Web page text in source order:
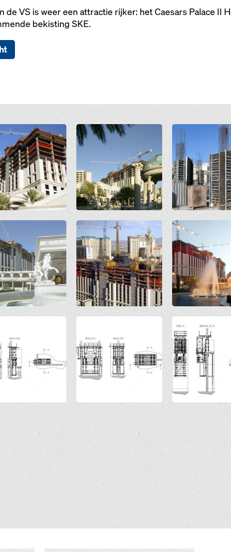
VS is weer een attractie rijker: het Caesars Palace II
bekisting SKE.
Open Open
Open Open